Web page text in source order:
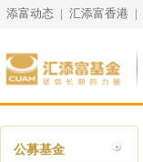
添富动态 | 汇添富香港 |
公募基金